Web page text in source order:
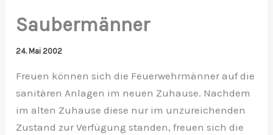
Saubermänner
24. Mai 2002
Freuen können sich die Feuerwehrmänner auf die
sanitären Anlagen im neuen Zuhause. Nachdem
im alten Zuhause diese nur im unzureichenden
Zustand zur Verfügung standen, freuen sich die